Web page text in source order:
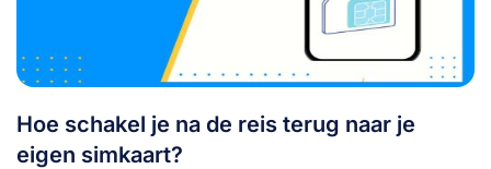
Hoe schakel je na de reis terug naar je
eigen simkaart?